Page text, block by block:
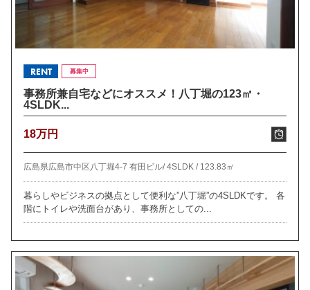
RENT 募集中
事務所兼自宅などにオススメ！八丁堀の123㎡・
4SLDK...
18万円
広島県広島市中区八丁堀4-7 有田ビル/4SLDK / 123.83㎡
暮らしやビジネスの拠点として便利な”八丁堀”の4SLDKです。 各
階にトイレや洗面台があり、事務所としての...